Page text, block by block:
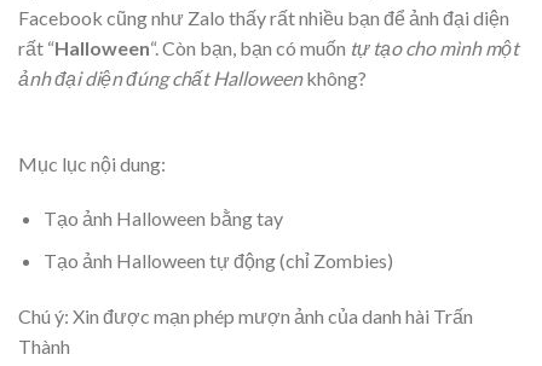
Facebook cũng như Zalo thấy rất nhiều bạn để ảnh đại diện
rất “Halloween“. Còn bạn, bạn có muốn tự tạo cho mình một
ảnh đại diện đúng chất Halloweenkhông?
Mục lục nội dung:
Tạo ảnh Halloween bằng tay
Tạo ảnh Halloween tự động (chỉ Zombies)
Chú ý: Xin được mạn phép mượn ảnh của danh hài Trấn
Thành